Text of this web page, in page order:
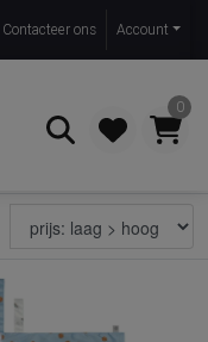
Contacteer ons Account
0
Zoeken